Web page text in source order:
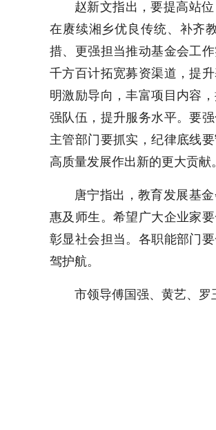
赵新文指出，要提高站
在赓续湘乡优良传统、补齐
措、更强担当推动基金会工
千方百计拓宽募资渠道，提
明激励导向，丰富项目内容
强队伍，提升服务水平。要
主管部门要抓实，纪律底线
高质量发展作出新的更大贡献。
唐宁指出，教育发展基
惠及师生。希望广大企业家
彰显社会担当。各职能部门
驾护航。
市领导傅国强、黄艺、罗